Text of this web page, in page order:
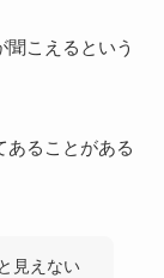
こえるという
あることがある
見えない